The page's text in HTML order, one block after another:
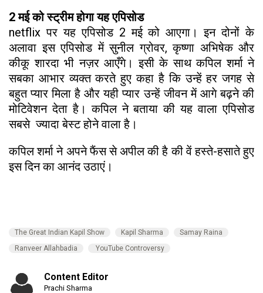
2 मई को स्ट्रीम होगा यह एपिसोड
netflix पर यह एपिसोड 2 मई को आएगा। इन दोनों के
अलावा इस एपिसोड में सुनील ग्रोवर, कृष्णा अभिषेक और
कीकू शारदा भी नज़र आएँगे। इसी के साथ कपिल शर्मा ने
सबका आभार व्यक्त करते हुए कहा है कि उन्हें हर जगह से
बहुत प्यार मिला है और यही प्यार उन्हें जीवन में आगे बढ़ने की
मोटिवेशन देता है। कपिल ने बताया की यह वाला एपिसोड
सबसे ज्यादा बेस्ट होने वाला है।
कपिल शर्मा ने अपने फैंस से अपील की है की वें हस्ते-हसाते हुए
इस दिन का आनंद उठाएं।
The Great Indian Kapil Show Kapil Sharma
Samay Raina
Ranveer Allahbadia
YouTube Controversy
Content Editor
Prachi Sharma